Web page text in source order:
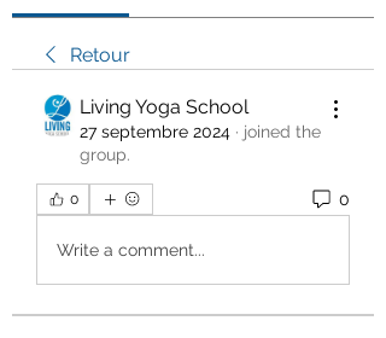
Retour
Living Yoga School
27 septembre 2024 · joined the
group.
0 0
Write a comment...